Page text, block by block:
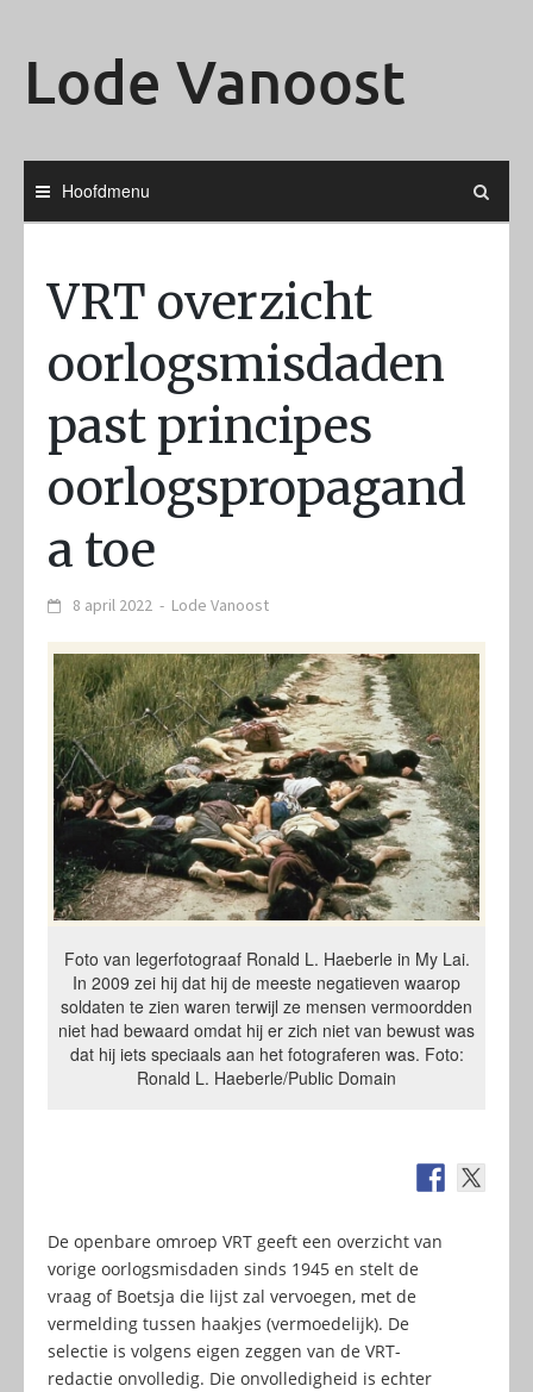
Lode Vanoost
Hoofdmenu
VRT overzicht
oorlogsmisdaden
past principes
oorlogspropagand
a toe
8 april 2022 - Lode Vanoost
Foto van legerfotograaf Ronald L. Haeberle in My Lai.
In 2009 zei hij dat hij de meeste negatieven waarop
soldaten te zien waren terwijl ze mensen vermoordden
niet had bewaard omdat hij er zich niet van bewust was
dat hij iets speciaals aan het fotograferen was. Foto:
Ronald L. Haeberle/Public Domain
De openbare omroep VRT geeft een overzicht van
vorige oorlogsmisdaden sinds 1945 en stelt de
vraag of Boetsja die lijst zal vervoegen, met de
vermelding tussen haakjes (vermoedelijk). De
selectie is volgens eigen zeggen van de VRT-
redactie onvolledig. Die onvolledigheid is echter